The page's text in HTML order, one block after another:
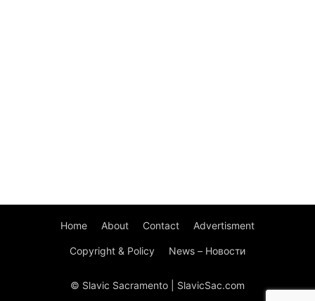
Home About Contact Advertisment
Copyright & Policy News – Новости
© Slavic Sacramento | SlavicSac.com